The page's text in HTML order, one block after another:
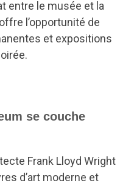
entre le musée et la
l’opportunité de
et expositions
se couche
Frank Lloyd Wright
d’art moderne et